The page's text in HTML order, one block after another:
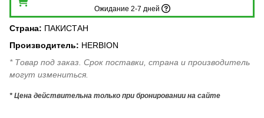
Ожидание 2-7 дней
Страна: ПАКИСТАН
Производитель: HERBION
* Товар под заказ. Срок поставки, страна и производитель
могут измениться.
* Цена действительна только при бронировании на сайте